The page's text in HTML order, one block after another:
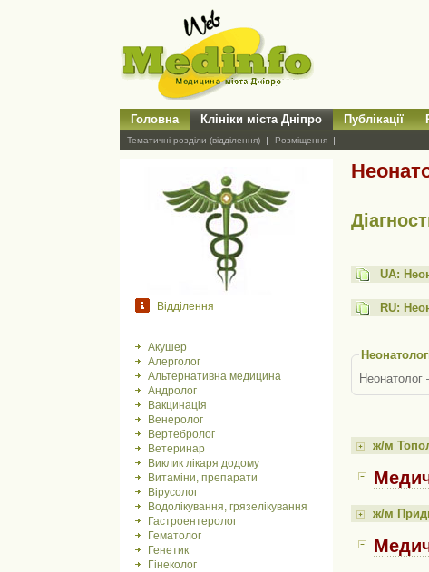
Головна Клініки міста Дніпро Публікації
Тематичні розділи (відділення) Розміщення
Відділення
Акушер
Алерголог
Альтернативна медицина
Андролог
Вакцинація
Венеролог
Вертебролог
Ветеринар
Виклик лікаря додому
Витаміни, препарати
Вірусолог
Водолікування, грязелікування
Гастроентеролог
Гематолог
Генетик
Гінеколог
UA:
RU:
Неонатолог
ж/м
ж/м